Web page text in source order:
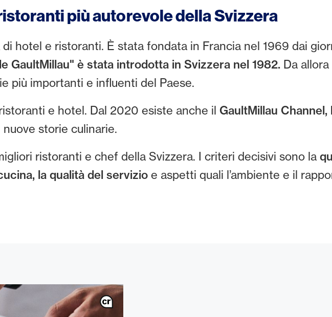
più autorevole della Svizzera
hotel e ristoranti. È stata fondata in Francia nel 1969 dai
GaultMillau" è stata introdotta in Svizzera nel 1982. Da
più importanti e influenti del Paese.
e hotel. Dal 2020 esiste anche il GaultMillau
storie culinarie.
ristoranti e chef della Svizzera. I criteri decisivi sono la
la qualità del servizio e aspetti quali l’ambiente e il